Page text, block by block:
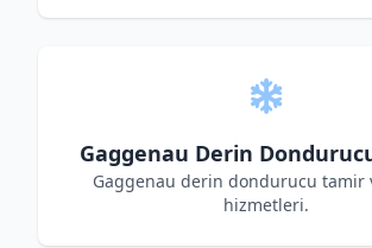
Gaggenau Derin
Gaggenau derin dondurucu tamir
hizmetleri.